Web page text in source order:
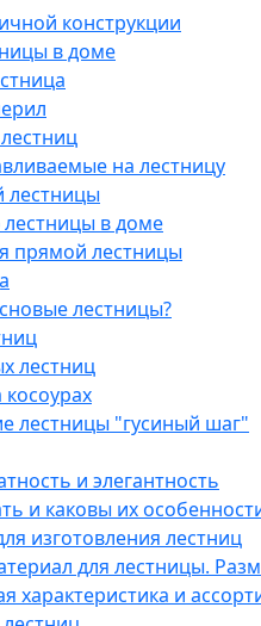
конструкции
в доме
на лестницу
лестницы
в доме
прямой лестницы
лестницы?
лестниц
лестницы "гусиный шаг"
и элегантность
и каковы их
изготовления лестниц
для лестницы.
характеристика и